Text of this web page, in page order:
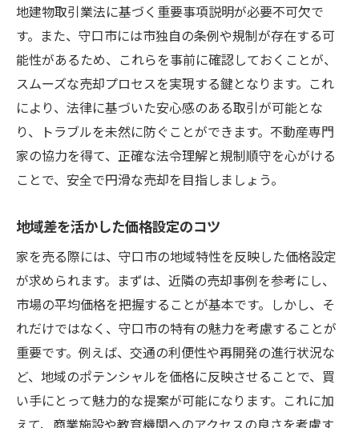
地域住民が求める住宅の特徴
文化的背景が与える不動産価値
地域特有のインフラとその影響
教育環境が住宅価値に与える影響
地域特性を活かしたプロモーションのポイ
ント
守口市での家売る取引をスムーズにする秘訣と
取引をスムーズに進めるための事前準備
売却プロセスのステップと注意点
専門家の力を借りるメリット
交渉を有利に進めるためのポイント
売却のストレスを軽減する方法
契約書作成時の重要チェックポイント
資産価値を最大化する守口市での家売る効果的
な方法
地建物取引業法に基づく重要事項説明が必要不可欠で
す。また、守口市には市独自の条例や規制が存在する可
能性があるため、これらを事前に確認しておくことが、
スムーズな売却プロセスを実現する鍵となります。これ
により、法律に基づいた安心感のある取引が可能とな
り、トラブルを未然に防ぐことができます。不動産専門
家の協力を得て、正確な法令理解と規制順守を心がける
ことで、安全で円滑な売却を目指しましょう。
地域差を活かした価格設定のコツ
家を売る際には、守口市の地域特性を反映した価格設定
が求められます。まずは、近隣の売却事例を参考にし、
市場の平均価格を把握することが基本です。しかし、そ
れだけではなく、守口市の特有の魅力を考慮することが
重要です。例えば、交通の利便性や再開発の進行状況な
ど、地域のポテンシャルを価格に反映させることで、買
い手にとって魅力的な提案が可能になります。これに加
えて、商業施設や教育機関へのアクセスの良さを考慮す